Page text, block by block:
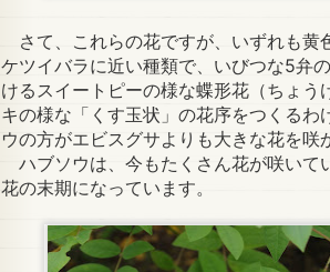
さて、これらの花ですが、いずれも黄
ケツイバラに近い種類で、いびつな5弁
けるスイートピーの様な蝶形花（ちょう
キの様な「くす玉状」の花序をつくるわ
ウの方がエビスグサよりも大きな花を咲
ハブソウは、今もたくさん花が咲いて
花の末期になっています。